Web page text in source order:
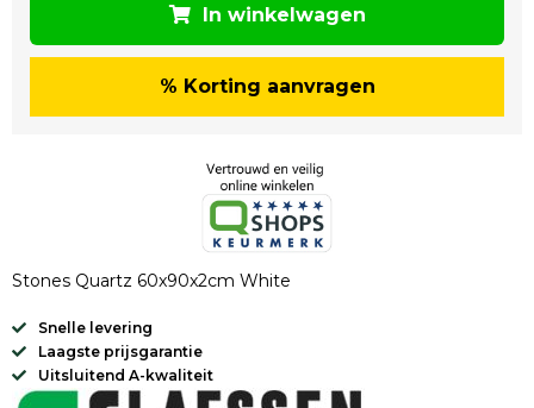
In winkelwagen
% Korting aanvragen
Stones Quartz 60x90x2cm White
Snelle levering
Laagste prijsgarantie
Uitsluitend A-kwaliteit